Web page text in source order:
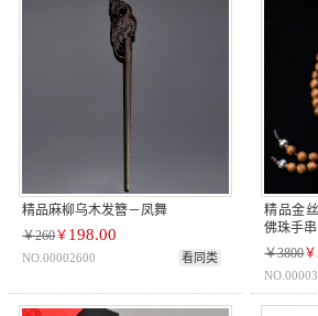
精品麻柳乌木发簪－凤舞
￥260￥ 198.00
NO.00002600 看同类
精品金
佛珠手串
￥3800￥